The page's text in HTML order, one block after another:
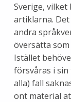
Sverige, vilket
artiklarna.
andra
översätta
Istället
försvåras i sin
alla) fall
ont material